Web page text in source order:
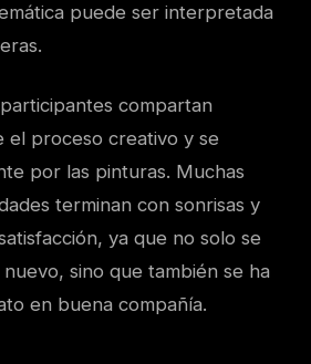
puede ser interpretada
compartan
el proceso creativo y se
por las pinturas. Muchas
terminan con sonrisas y
ya que no solo se
sino que también se ha
en buena compañía.